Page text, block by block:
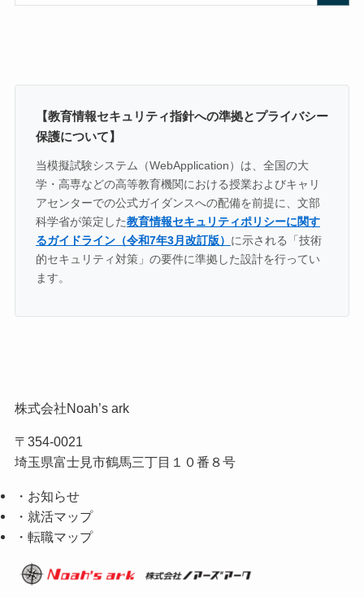
【教育情報セキュリティ指針への準拠とプライバシー
保護について】
当模擬試験システム（WebApplication）は、全国の大
学・高専などの高等教育機関における授業およびキャリ
アセンターでの公式ガイダンスへの配備を前提に、文部
科学省が策定した教育情報セキュリティポリシーに関す
るガイドライン（令和7年3月改訂版） に示される「技術
的セキュリティ対策」の要件に準拠した設計を行ってい
ます。
株式会社Noah’s ark
〒354-0021
埼玉県富士見市鶴馬三丁目１０番８号
・お知らせ
・就活マップ
・転職マップ